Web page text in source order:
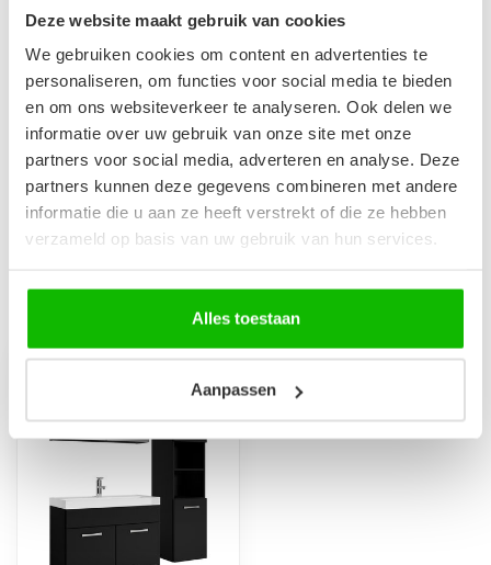
Deze website maakt gebruik van cookies
We gebruiken cookies om content en advertenties te
personaliseren, om functies voor social media te bieden
en om ons websiteverkeer te analyseren. Ook delen we
informatie over uw gebruik van onze site met onze
partners voor social media, adverteren en analyse. Deze
partners kunnen deze gegevens combineren met andere
informatie die u aan ze heeft verstrekt of die ze hebben
verzameld op basis van uw gebruik van hun services.
Alles toestaan
Aanpassen
Afvoerplug groot - mat
zwart - met overloop
Op voorraad
Wastafelkraan Ames - zwart
Niet op voorraad
€89,95
Recent bekeken